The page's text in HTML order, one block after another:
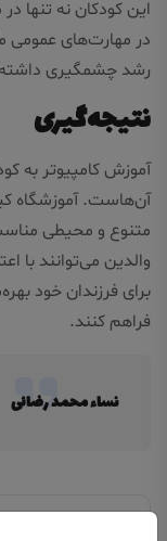
این کودکان نه تنها
در مهارت‌های عمومی
رشد چشمگیری
نتیجه‌گیری
آموزش کامپیوتر به
آن‌هاست. آموزشگاه
متنوع و محیطی
والدین می‌توانند با
برای فرزندان خود
فراهم کنند.
نساء محمد رضائی